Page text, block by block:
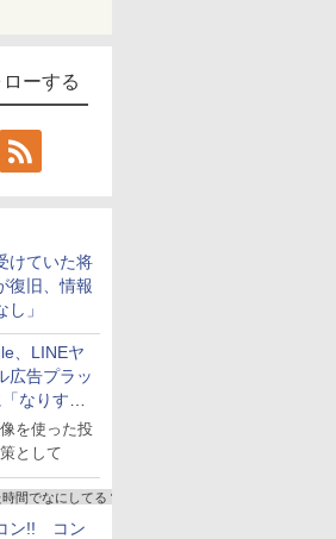
ーする
けていた将
復旧、情報
」
、LINEヤ
広告プラッ
なりすま
強化を要請
を使った投
として
間でなにしてる？
ン!! コン